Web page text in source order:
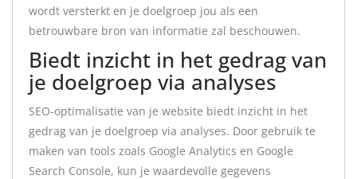
wordt versterkt en je doelgroep jou als een
betrouwbare bron van informatie zal beschouwen.
Biedt inzicht in het gedrag van
je doelgroep via analyses
SEO-optimalisatie van je website biedt inzicht in het
gedrag van je doelgroep via analyses. Door gebruik te
maken van tools zoals Google Analytics en Google
Search Console, kun je waardevolle gegevens